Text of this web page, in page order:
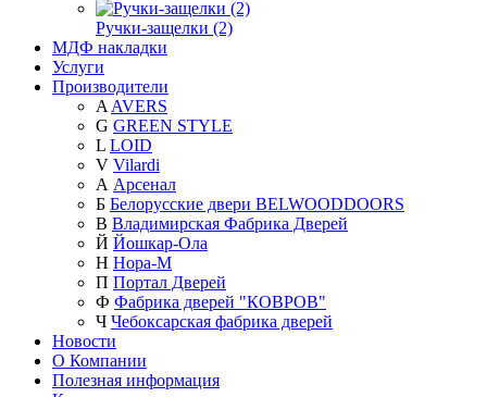
Ручки-защелки (2)
МДФ накладки
Услуги
Производители
A AVERS
G GREEN STYLE
L LOID
V Vilardi
А Арсенал
Б Белорусские двери BELWOODDOORS
В Владимирская Фабрика Дверей
Й Йошкар-Ола
Н Нора-М
П Портал Дверей
Ф Фабрика дверей "КОВРОВ"
Ч Чебоксарская фабрика дверей
Новости
О Компании
Полезная информация